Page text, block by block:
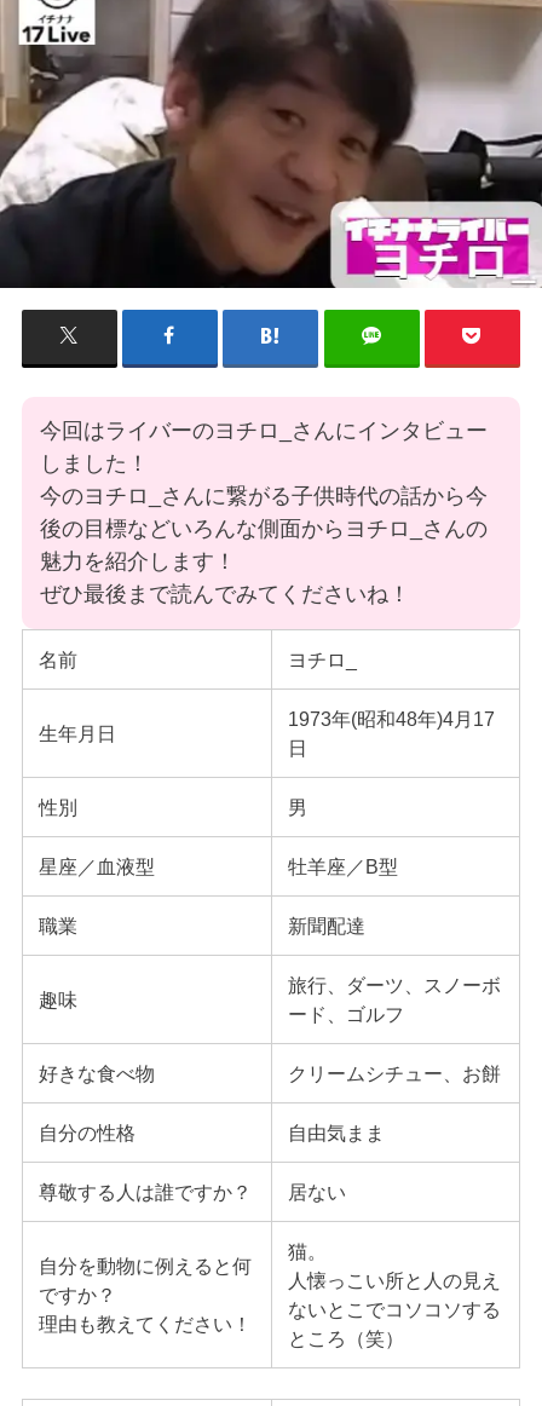
今回はライバーのヨチロ_さんにインタビュー
しました！
今のヨチロ_さんに繋がる子供時代の話から今
後の目標などいろんな側面からヨチロ_さんの
魅力を紹介します！
ぜひ最後まで読んでみてくださいね！
名前 ヨチロ_
生年月日
1973年(昭和48年)4月17
日
性別 男
星座／血液型 牡羊座／B型
職業 新聞配達
趣味
旅行、ダーツ、スノーボ
ード、ゴルフ
好きな食べ物 クリームシチュー、お餅
自分の性格 自由気まま
尊敬する人は誰ですか？ 居ない
自分を動物に例えると何
ですか？
理由も教えてください！
猫。
人懐っこい所と人の見え
ないとこでコソコソする
ところ（笑）